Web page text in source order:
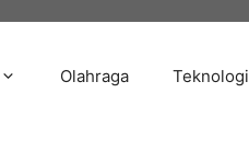
Olahraga Teknologi